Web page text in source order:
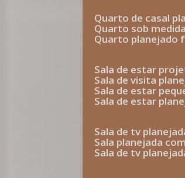
quarto de casal
quarto sob medida
quarto planejado
sala de estar
sala de visita
sala de estar
sala de estar
sala de tv
sala planejada
sala de tv